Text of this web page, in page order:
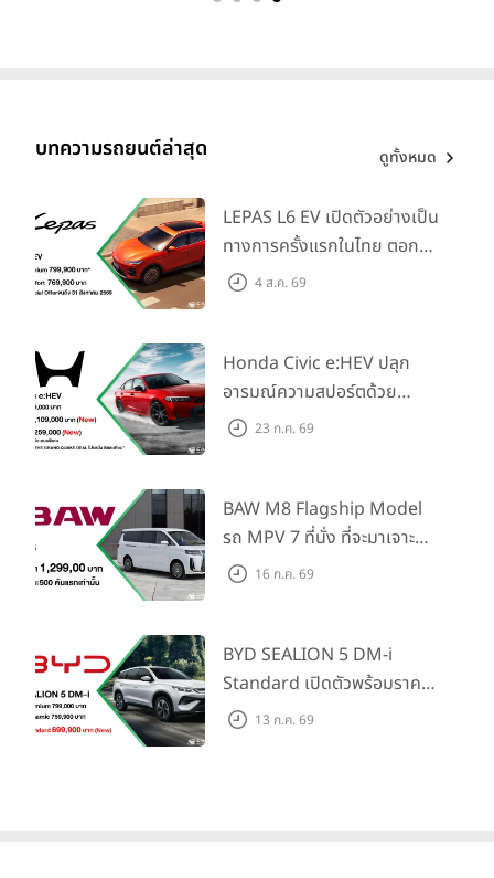
บทความรถยนต์ล่าสุด ดูทั้งหมด
LEPAS L6 EV เปิดตัวอย่างเป็น
ทางการครั้งแรกในไทย ตอกย้ำ
วิสัยทัศน์ “Drive Your
4 ส.ค. 69
Honda Civic e:HEV ปลุก
อารมณ์ความสปอร์ตด้วย
Honda S+ Shift ครั้งแรกใน
Traffic Monitor เพียงจอง
ภายใน 31 ก.ค. 2569 รับบัตร
น้ำมันมูลค่า 10,000 บาท
23 ก.ค. 69
BAW M8 Flagship Model
รถ MPV 7 ที่นั่ง ที่จะมาเจาะ
ตลาดครอบครัวและองค์กรยุค
แรก)
16 ก.ค. 69
BYD SEALION 5 DM-i
Standard เปิดตัวพร้อมราคา
คาดการณ์ 699,900 บาท รุ่น
13 ก.ค. 69